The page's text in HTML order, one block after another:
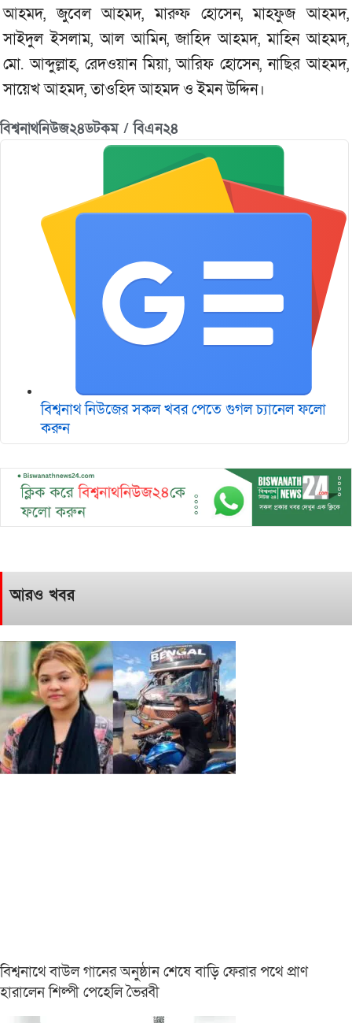
আহমদ, জুবেল আহমদ, মারুফ হোসেন, মাহফুজ আহমদ,
সাইদুল ইসলাম, আল আমিন, জাহিদ আহমদ, মাহিন আহমদ,
মো. আব্দুল্লাহ, রেদওয়ান মিয়া, আরিফ হোসেন, নাছির আহমদ,
সায়েখ আহমদ, তাওহিদ আহমদ ও ইমন উদ্দিন।
বিশ্বনাথনিউজ২৪ডটকম / বিএন২৪
বিশ্বনাথ নিউজের সকল খবর পেতে গুগল চ‌্যানেল ফলো
করুন
আরও খবর
বিশ্বনাথে বাউল গানের অনুষ্ঠান শেষে বাড়ি ফেরার পথে প্রাণ
হারালেন শিল্পী পেহেলি ভৈরবী